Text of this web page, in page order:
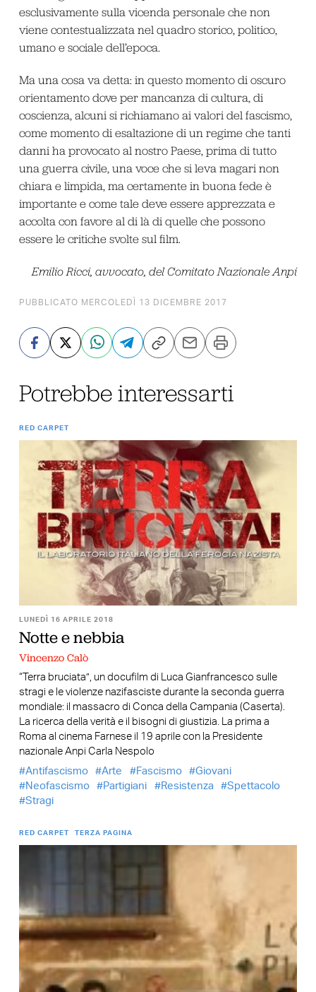
esclusivamente sulla vicenda personale che non
viene contestualizzata nel quadro storico, politico,
umano e sociale dell’epoca.
Ma una cosa va detta: in questo momento di oscuro
orientamento dove per mancanza di cultura, di
coscienza, alcuni si richiamano ai valori del fascismo,
come momento di esaltazione di un regime che tanti
danni ha provocato al nostro Paese, prima di tutto
una guerra civile, una voce che si leva magari non
chiara e limpida, ma certamente in buona fede è
importante e come tale deve essere apprezzata e
accolta con favore al di là di quelle che possono
essere le critiche svolte sul film.
Emilio Ricci, avvocato, del Comitato Nazionale Anpi
PUBBLICATO MERCOLEDÌ 13 DICEMBRE 2017
Potrebbe interessarti
RED CARPET
LUNEDÌ 16 APRILE 2018
Notte e nebbia
Vincenzo Calò
“Terra bruciata”, un docufilm di Luca Gianfrancesco sulle
stragi e le violenze nazifasciste durante la seconda guerra
mondiale: il massacro di Conca della Campania (Caserta).
La ricerca della verità e il bisogni di giustizia. La prima a
Roma al cinema Farnese il 19 aprile con la Presidente
nazionale Anpi Carla Nespolo
Antifascismo
Arte Fascismo
Giovani
Neofascismo
Partigiani Resistenza
Spettacolo
Stragi
RED CARPET TERZA PAGINA